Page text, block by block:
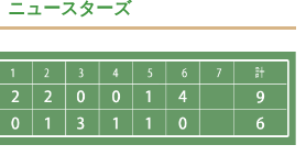
ニュースターズ